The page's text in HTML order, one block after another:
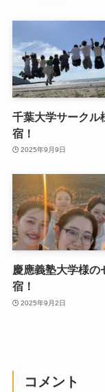
千葉大学サークル
宿！
2025年9月9日
慶應義塾大学様の
宿！
2025年9月2日
コメント